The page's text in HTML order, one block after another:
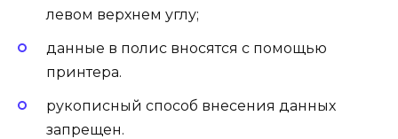
левом верхнем углу;
данные в полис вносятся с помощью
принтера.
рукописный способ внесения данных
запрещен.